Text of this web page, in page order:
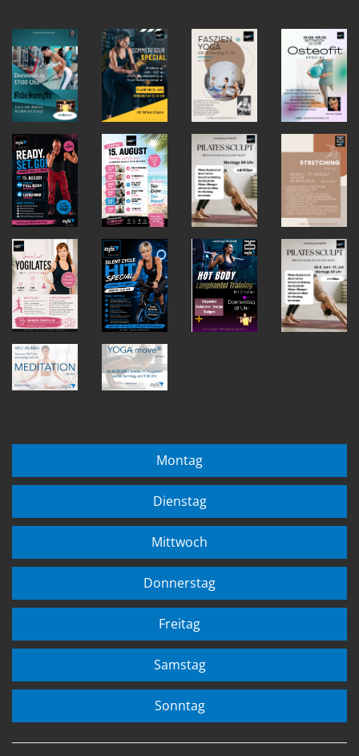
Montag
Dienstag
Mittwoch
Donnerstag
Freitag
Samstag
Sonntag